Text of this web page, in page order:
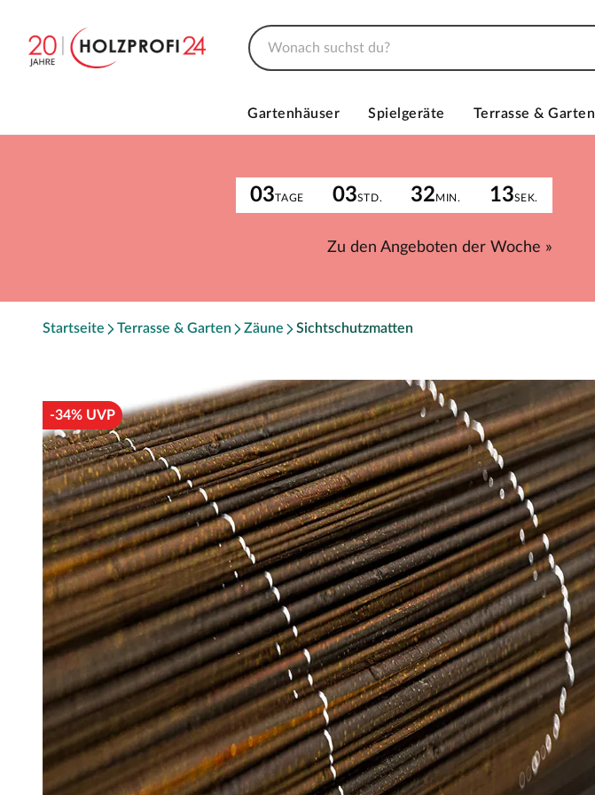
Gartenhäuser Spielgeräte Terrasse & Garten
03TAGE 03STD. 32MIN. 13SEK.
Zu den Angeboten der Woche »
Startseite Terrasse & Garten Zäune Sichtschutzmatten
-34% UVP